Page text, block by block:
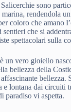
sono
rendendola
coloro che amano
che si
spettacolari sulla
un vero gioiello
bellezza della
bellezza.
e lontana dai circuiti
paradiso vi aspetta.